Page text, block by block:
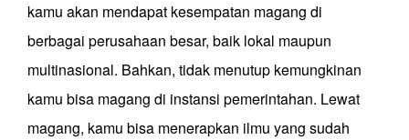
kamu akan mendapat kesempatan magang di
berbagai perusahaan besar, baik lokal maupun
multinasional. Bahkan, tidak menutup kemungkinan
kamu bisa magang di instansi pemerintahan. Lewat
magang, kamu bisa menerapkan ilmu yang sudah